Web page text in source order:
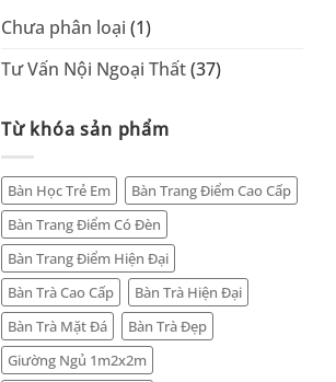
Chưa phân loại (1)
Tư Vấn Nội Ngoại Thất(37)
Từ khóa sản phẩm
Bàn Học Trẻ Em
Bàn Trang Điểm Cao Cấp
Bàn Trang Điểm Có Đèn
Bàn Trang Điểm Hiện Đại
Bàn Trà Cao Cấp
Bàn Trà Hiện Đại
Bàn Trà Mặt Đá
Bàn Trà Đẹp
Giường Ngủ 1m2x2m